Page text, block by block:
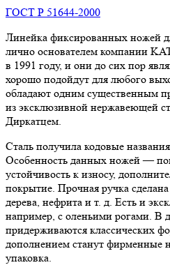
ГОСТ Р 51644-2000
Линейка фиксированных ножей
лично основателем компании
в 1991 году, и они до сих пор
хорошо подойдут для любого
обладают одним существенным
из эксклюзивной нержавеющей
Диркатцем.
Сталь получила кодовые
Особенность данных ножей —
устойчивость к износу,
покрытие. Прочная ручка сделана
дерева, нефрита и т. д. Есть и
например, с оленьими рогами. В
придерживаются классических
дополнением станут фирменные
упаковка.